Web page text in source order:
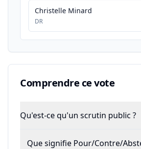
Christelle Minard
DR
Comprendre ce vote
Qu'est-ce qu'un scrutin public ?
Que signifie Pour/Contre/